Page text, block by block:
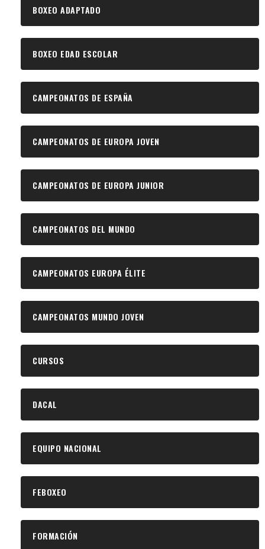
BOXEO ADAPTADO
BOXEO EDAD ESCOLAR
CAMPEONATOS DE ESPAÑA
CAMPEONATOS DE EUROPA JOVEN
CAMPEONATOS DE EUROPA JUNIOR
CAMPEONATOS DEL MUNDO
CAMPEONATOS EUROPA ÉLITE
CAMPEONATOS MUNDO JOVEN
CURSOS
DACAL
EQUIPO NACIONAL
FEBOXEO
FORMACIÓN